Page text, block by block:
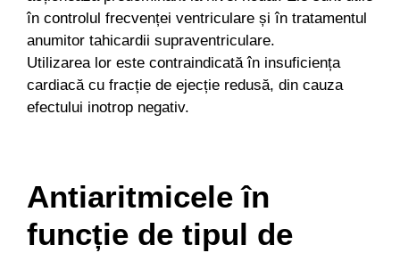
în controlul frecvenței ventriculare și în tratamentul
anumitor tahicardii supraventriculare.
Utilizarea lor este contraindicată în insuficiența
cardiacă cu fracție de ejecție redusă, din cauza
efectului inotrop negativ.
Antiaritmicele în
funcție de tipul de